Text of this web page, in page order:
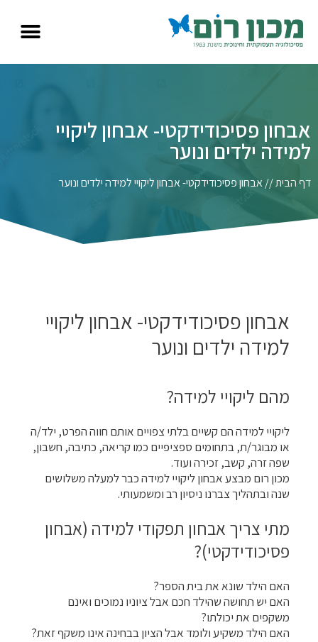
אבחון פסיכודידקטי- אבחון ליקויי
למידה ילדים ונוער
דף הבית//אבחון פסיכודידקטי- אבחון ליקויי למידה ילדים ונוער
אבחון פסיכודידקטי- אבחון ליקויי
למידה ילדים ונוער
מהם ליקויי למידה?
ליקויי למידה הם קשיים בלתי צפויים אותם חווה הפרט, ילד/ה
או מבוגר/ת, בתחומים ספציפיים כמו קריאה, כתיבה, חשבון,
שפה זרה, קשב, זכירה ועוד.
מכון רום מבצע אבחון ליקויי למידה כבר למעלה משלושים
שנה ובתהליך צברנו ניסיון רב ומשמעותי.
מתי צריך אבחון תפקודי למידה (אבחון
פסיכודידקטי)?
האם הילד שונא את בית הספר?
האם יש תחושה שהילד חכם אבל ציוניו נמוכים ואינם
משקפים את יכולתו?
האם הילד משקיע ולומד אבל הציון בבחינה אינו משקף זאת?